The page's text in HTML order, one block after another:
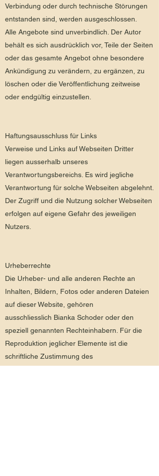
Verbindung oder durch technische Störungen
entstanden sind, werden ausgeschlossen.
Alle Angebote sind unverbindlich. Der Autor
behält es sich ausdrücklich vor, Teile der Seiten
oder das gesamte Angebot ohne besondere
Ankündigung zu verändern, zu ergänzen, zu
löschen oder die Veröffentlichung zeitweise
oder endgültig einzustellen.
Haftungsausschluss für Links
Verweise und Links auf Webseiten Dritter
liegen ausserhalb unseres
Verantwortungsbereichs. Es wird jegliche
Verantwortung für solche Webseiten abgelehnt.
Der Zugriff und die Nutzung solcher Webseiten
erfolgen auf eigene Gefahr des jeweiligen
Nutzers.
Urheberrechte
Die Urheber- und alle anderen Rechte an
Inhalten, Bildern, Fotos oder anderen Dateien
auf dieser Website, gehören
ausschliesslich Bianka Schoder oder den
speziell genannten Rechteinhabern. Für die
Reproduktion jeglicher Elemente ist die
schriftliche Zustimmung des